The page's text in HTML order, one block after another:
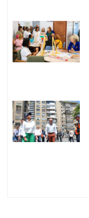
t
r
a
a
s